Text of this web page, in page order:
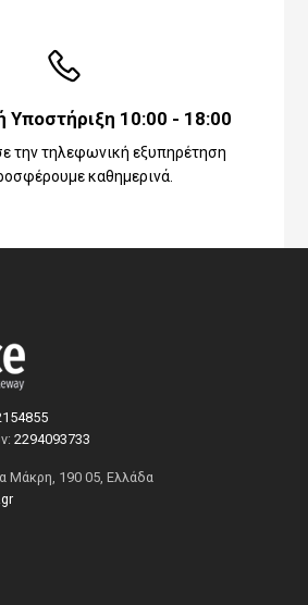
Υποστήριξη 10:00 - 18:00
την τηλεφωνική εξυπηρέτηση
καθημερινά.
2294093733
Μάκρη, 190 05, Ελλάδα